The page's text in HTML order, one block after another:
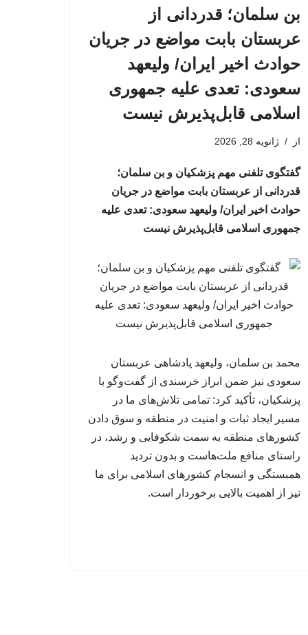
بن سلمان؛ قدردانی از
عربستان بابت مواضع در جریان
حوادث اخیر ایران/ ولیعهد
سعودی: تعدی علیه جمهوری
اسلامی قابل‌پذیرش نیست
از ژانویه 28, 2026
گفتگوی تلفنی مهم پزشکیان و بن سلمان؛
قدردانی از عربستان بابت مواضع در جریان
حوادث اخیر ایران/ ولیعهد سعودی: تعدی علیه
جمهوری اسلامی قابل‌پذیرش نیست
محمد بن سلمان، ولیعهد پادشاهی عربستان
سعودی نیز ضمن ابراز خرسندی از گفت‌وگو با
پزشکیان، تأکید کرد: تمامی تلاش‌های ما در
مسیر ایجاد ثبات و امنیت در منطقه و سوق دادن
کشورهای منطقه به سمت شکوفایی و رشد، در
راستای منافع ملت‌هاست و بدون تردید
همبستگی و انسجام کشورهای اسلامی برای ما
نیز از اهمیت بالایی برخوردار است.